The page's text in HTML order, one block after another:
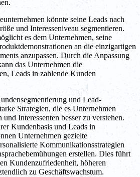
könnte seine Leads nach
und Interesseniveau segmentieren.
es dem Unternehmen, seine
an die einzigartigen
anzupassen. Durch die Anpassung
das Unternehmen die
Leads in zahlende Kunden
und Lead-
Strategien, die es Unternehmen
Interessenten besser zu verstehen.
Kundenbasis und Leads in
Unternehmen gezielte
Kommunikationsstrategien
erstellen. Dies führt
Kundenzufriedenheit, höheren
zu Geschäftswachstum.